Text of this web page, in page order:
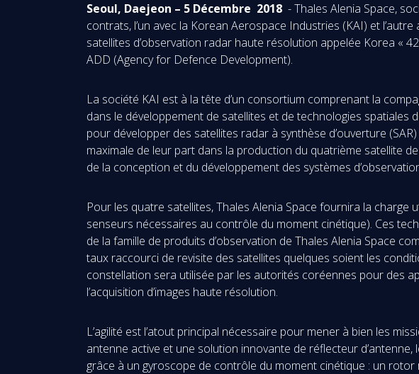
Seoul, Daejeon – 5 Décembre 2018 - Thales Alenia Space,
contrats, l’un avec la Korean Aerospace Industries (KAI) et
satellites d’observation radar haute résolution appelée Korea «
ADD (Agency for Defence Development).
La société KAI est à la tête d’un consortium comprenant la
dans le développement de satellites et de technologies
pour développer des satellites radar à synthèse d’ouverture
maximale de leur part dans la production du quatrième satellite
de la conception et du développement des systèmes
Pour les quatre satellites, Thales Alenia Space fournira la
senseurs nécessaires au contrôle du moment cinétique). Ces
de la famille de produits d’observation de Thales Alenia Space
taux raccourci de revisite des satellites quelques soient les
constellation sera utilisée par les autorités coréennes pour des
l’acquisition d’images haute résolution.
L’agilité est l’atout principal nécessaire pour mener à bien les
antenne active et une solution innovante de réflecteur
grâce à un gyroscope de contrôle du moment cinétique : un